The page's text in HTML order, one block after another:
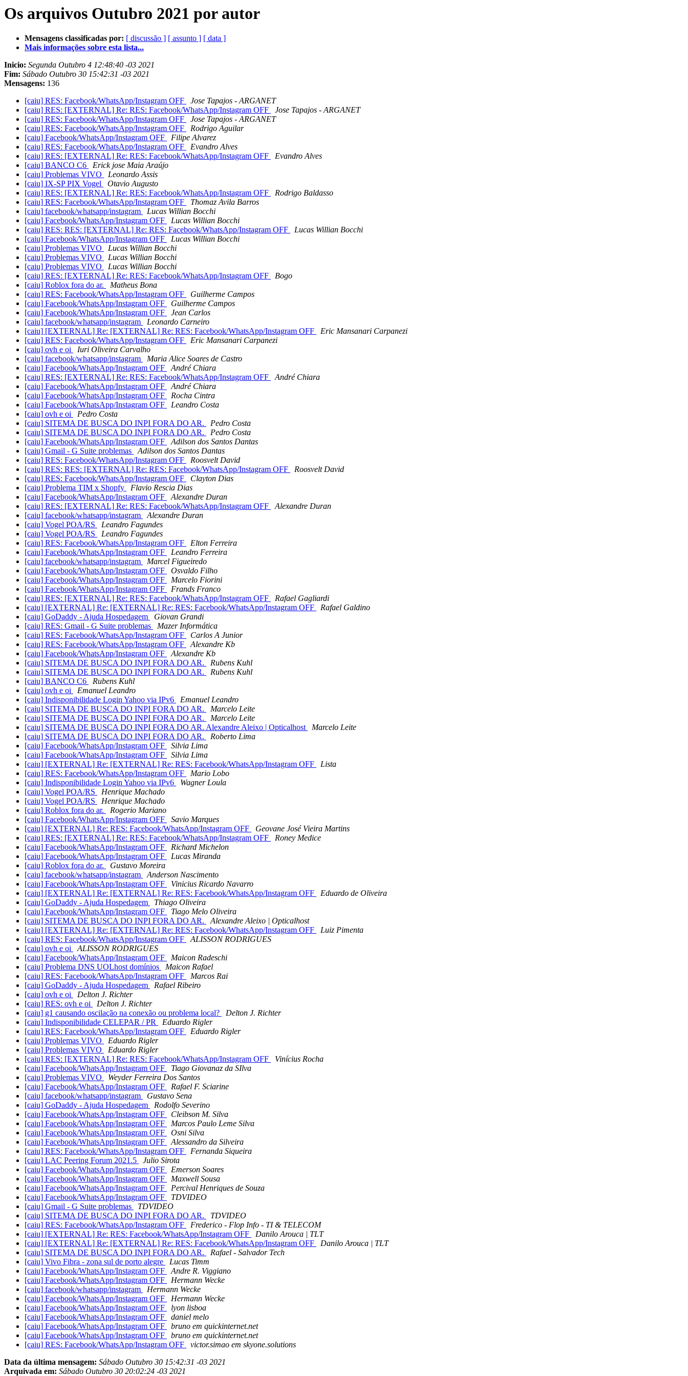
Os arquivos Outubro 2021 por autor
Mensagens classificadas por: [ discussão ] [ assunto ] [ data ]
Mais informações sobre esta lista...
Inicio: Segunda Outubro 4 12:48:40 -03 2021
Fim: Sábado Outubro 30 15:42:31 -03 2021
Mensagens: 136
[caiu] RES: Facebook/WhatsApp/Instagram OFF
Jose Tapajos - ARGANET
[caiu] RES: [EXTERNAL] Re: RES: Facebook/WhatsApp/Instagram OFF
Jose Tapajos - ARGANET
[caiu] RES: Facebook/WhatsApp/Instagram OFF
Jose Tapajos - ARGANET
[caiu] RES: Facebook/WhatsApp/Instagram OFF
Rodrigo Aguilar
[caiu] Facebook/WhatsApp/Instagram OFF
Filipe Alvarez
[caiu] RES: Facebook/WhatsApp/Instagram OFF
Evandro Alves
[caiu] RES: [EXTERNAL] Re: RES: Facebook/WhatsApp/Instagram OFF
Evandro Alves
[caiu] BANCO C6
Erick jose Maia Araújo
[caiu] Problemas VIVO
Leonardo Assis
[caiu] IX-SP PIX Vogel
Otavio Augusto
[caiu] RES: [EXTERNAL] Re: RES: Facebook/WhatsApp/Instagram OFF
Rodrigo Baldasso
[caiu] RES: Facebook/WhatsApp/Instagram OFF
Thomaz Avila Barros
[caiu] facebook/whatsapp/instagram
Lucas Willian Bocchi
[caiu] Facebook/WhatsApp/Instagram OFF
Lucas Willian Bocchi
[caiu] RES: RES: [EXTERNAL] Re: RES: Facebook/WhatsApp/Instagram OFF
Lucas Willian Bocchi
[caiu] Facebook/WhatsApp/Instagram OFF
Lucas Willian Bocchi
[caiu] Problemas VIVO
Lucas Willian Bocchi
[caiu] Problemas VIVO
Lucas Willian Bocchi
[caiu] Problemas VIVO
Lucas Willian Bocchi
[caiu] RES: [EXTERNAL] Re: RES: Facebook/WhatsApp/Instagram OFF
Bogo
[caiu] Roblox fora do ar.
Matheus Bona
[caiu] RES: Facebook/WhatsApp/Instagram OFF
Guilherme Campos
[caiu] Facebook/WhatsApp/Instagram OFF
Guilherme Campos
[caiu] Facebook/WhatsApp/Instagram OFF
Jean Carlos
[caiu] facebook/whatsapp/instagram
Leonardo Carneiro
[caiu] [EXTERNAL] Re: [EXTERNAL] Re: RES: Facebook/WhatsApp/Instagram OFF
Eric Mansanari Carpanezi
[caiu] RES: Facebook/WhatsApp/Instagram OFF
Eric Mansanari Carpanezi
[caiu] ovh e oi
Iuri Oliveira Carvalho
[caiu] facebook/whatsapp/instagram
Maria Alice Soares de Castro
[caiu] Facebook/WhatsApp/Instagram OFF
André Chiara
[caiu] RES: [EXTERNAL] Re: RES: Facebook/WhatsApp/Instagram OFF
André Chiara
[caiu] Facebook/WhatsApp/Instagram OFF
André Chiara
[caiu] Facebook/WhatsApp/Instagram OFF
Rocha Cintra
[caiu] Facebook/WhatsApp/Instagram OFF
Leandro Costa
[caiu] ovh e oi
Pedro Costa
[caiu] SITEMA DE BUSCA DO INPI FORA DO AR.
Pedro Costa
[caiu] SITEMA DE BUSCA DO INPI FORA DO AR.
Pedro Costa
[caiu] Facebook/WhatsApp/Instagram OFF
Adilson dos Santos Dantas
[caiu] Gmail - G Suite problemas
Adilson dos Santos Dantas
[caiu] RES: Facebook/WhatsApp/Instagram OFF
Roosvelt David
[caiu] RES: RES: [EXTERNAL] Re: RES: Facebook/WhatsApp/Instagram OFF
Roosvelt David
[caiu] RES: Facebook/WhatsApp/Instagram OFF
Clayton Dias
[caiu] Problema TIM x Shopfy
Flavio Rescia Dias
[caiu] Facebook/WhatsApp/Instagram OFF
Alexandre Duran
[caiu] RES: [EXTERNAL] Re: RES: Facebook/WhatsApp/Instagram OFF
Alexandre Duran
[caiu] facebook/whatsapp/instagram
Alexandre Duran
[caiu] Vogel POA/RS
Leandro Fagundes
[caiu] Vogel POA/RS
Leandro Fagundes
[caiu] RES: Facebook/WhatsApp/Instagram OFF
Elton Ferreira
[caiu] Facebook/WhatsApp/Instagram OFF
Leandro Ferreira
[caiu] facebook/whatsapp/instagram
Marcel Figueiredo
[caiu] Facebook/WhatsApp/Instagram OFF
Osvaldo Filho
[caiu] Facebook/WhatsApp/Instagram OFF
Marcelo Fiorini
[caiu] Facebook/WhatsApp/Instagram OFF
Frands Franco
[caiu] RES: [EXTERNAL] Re: RES: Facebook/WhatsApp/Instagram OFF
Rafael Gagliardi
[caiu] [EXTERNAL] Re: [EXTERNAL] Re: RES: Facebook/WhatsApp/Instagram OFF
Rafael Galdino
[caiu] GoDaddy - Ajuda Hospedagem
Giovan Grandi
[caiu] RES: Gmail - G Suite problemas
Mazer Informática
[caiu] RES: Facebook/WhatsApp/Instagram OFF
Carlos A Junior
[caiu] RES: Facebook/WhatsApp/Instagram OFF
Alexandre Kb
[caiu] Facebook/WhatsApp/Instagram OFF
Alexandre Kb
[caiu] SITEMA DE BUSCA DO INPI FORA DO AR.
Rubens Kuhl
[caiu] SITEMA DE BUSCA DO INPI FORA DO AR.
Rubens Kuhl
[caiu] BANCO C6
Rubens Kuhl
[caiu] ovh e oi
Emanuel Leandro
[caiu] Indisponibilidade Login Yahoo via IPv6
Emanuel Leandro
[caiu] SITEMA DE BUSCA DO INPI FORA DO AR.
Marcelo Leite
[caiu] SITEMA DE BUSCA DO INPI FORA DO AR.
Marcelo Leite
[caiu] SITEMA DE BUSCA DO INPI FORA DO AR. Alexandre Aleixo | Opticalhost
Marcelo Leite
[caiu] SITEMA DE BUSCA DO INPI FORA DO AR.
Roberto Lima
[caiu] Facebook/WhatsApp/Instagram OFF
Silvia Lima
[caiu] Facebook/WhatsApp/Instagram OFF
Silvia Lima
[caiu] [EXTERNAL] Re: [EXTERNAL] Re: RES: Facebook/WhatsApp/Instagram OFF
Lista
[caiu] RES: Facebook/WhatsApp/Instagram OFF
Mario Lobo
[caiu] Indisponibilidade Login Yahoo via IPv6
Wagner Loula
[caiu] Vogel POA/RS
Henrique Machado
[caiu] Vogel POA/RS
Henrique Machado
[caiu] Roblox fora do ar.
Rogerio Mariano
[caiu] Facebook/WhatsApp/Instagram OFF
Savio Marques
[caiu] [EXTERNAL] Re: RES: Facebook/WhatsApp/Instagram OFF
Geovane José Vieira Martins
[caiu] RES: [EXTERNAL] Re: RES: Facebook/WhatsApp/Instagram OFF
Roney Medice
[caiu] Facebook/WhatsApp/Instagram OFF
Richard Michelon
[caiu] Facebook/WhatsApp/Instagram OFF
Lucas Miranda
[caiu] Roblox fora do ar.
Gustavo Moreira
[caiu] facebook/whatsapp/instagram
Anderson Nascimento
[caiu] Facebook/WhatsApp/Instagram OFF
Vinicius Ricardo Navarro
[caiu] [EXTERNAL] Re: [EXTERNAL] Re: RES: Facebook/WhatsApp/Instagram OFF
Eduardo de Oliveira
[caiu] GoDaddy - Ajuda Hospedagem
Thiago Oliveira
[caiu] Facebook/WhatsApp/Instagram OFF
Tiago Melo Oliveira
[caiu] SITEMA DE BUSCA DO INPI FORA DO AR.
Alexandre Aleixo | Opticalhost
[caiu] [EXTERNAL] Re: [EXTERNAL] Re: RES: Facebook/WhatsApp/Instagram OFF
Luiz Pimenta
[caiu] RES: Facebook/WhatsApp/Instagram OFF
ALISSON RODRIGUES
[caiu] ovh e oi
ALISSON RODRIGUES
[caiu] Facebook/WhatsApp/Instagram OFF
Maicon Radeschi
[caiu] Problema DNS UOLhost domínios
Maicon Rafael
[caiu] RES: Facebook/WhatsApp/Instagram OFF
Marcos Rai
[caiu] GoDaddy - Ajuda Hospedagem
Rafael Ribeiro
[caiu] ovh e oi
Delton J. Richter
[caiu] RES: ovh e oi
Delton J. Richter
[caiu] g1 causando oscilação na conexão ou problema local?
Delton J. Richter
[caiu] Indisponibilidade CELEPAR / PR
Eduardo Rigler
[caiu] RES: Facebook/WhatsApp/Instagram OFF
Eduardo Rigler
[caiu] Problemas VIVO
Eduardo Rigler
[caiu] Problemas VIVO
Eduardo Rigler
[caiu] RES: [EXTERNAL] Re: RES: Facebook/WhatsApp/Instagram OFF
Vinícius Rocha
[caiu] Facebook/WhatsApp/Instagram OFF
Tiago Giovanaz da SIlva
[caiu] Problemas VIVO
Weyder Ferreira Dos Santos
[caiu] Facebook/WhatsApp/Instagram OFF
Rafael F. Sciarine
[caiu] facebook/whatsapp/instagram
Gustavo Sena
[caiu] GoDaddy - Ajuda Hospedagem
Rodolfo Severino
[caiu] Facebook/WhatsApp/Instagram OFF
Cleibson M. Silva
[caiu] Facebook/WhatsApp/Instagram OFF
Marcos Paulo Leme Silva
[caiu] Facebook/WhatsApp/Instagram OFF
Osni Silva
[caiu] Facebook/WhatsApp/Instagram OFF
Alessandro da Silveira
[caiu] RES: Facebook/WhatsApp/Instagram OFF
Fernanda Siqueira
[caiu] LAC Peering Forum 2021.5
Julio Sirota
[caiu] Facebook/WhatsApp/Instagram OFF
Emerson Soares
[caiu] Facebook/WhatsApp/Instagram OFF
Maxwell Sousa
[caiu] Facebook/WhatsApp/Instagram OFF
Percival Henriques de Souza
[caiu] Facebook/WhatsApp/Instagram OFF
TDVIDEO
[caiu] Gmail - G Suite problemas
TDVIDEO
[caiu] SITEMA DE BUSCA DO INPI FORA DO AR.
TDVIDEO
[caiu] RES: Facebook/WhatsApp/Instagram OFF
Frederico - Flop Info - TI & TELECOM
[caiu] [EXTERNAL] Re: RES: Facebook/WhatsApp/Instagram OFF
Danilo Arouca | TLT
[caiu] [EXTERNAL] Re: [EXTERNAL] Re: RES: Facebook/WhatsApp/Instagram OFF
Danilo Arouca | TLT
[caiu] SITEMA DE BUSCA DO INPI FORA DO AR.
Rafael - Salvador Tech
[caiu] Vivo Fibra - zona sul de porto alegre
Lucas Timm
[caiu] Facebook/WhatsApp/Instagram OFF
Andre R. Viggiano
[caiu] Facebook/WhatsApp/Instagram OFF
Hermann Wecke
[caiu] facebook/whatsapp/instagram
Hermann Wecke
[caiu] Facebook/WhatsApp/Instagram OFF
Hermann Wecke
[caiu] Facebook/WhatsApp/Instagram OFF
lyon lisboa
[caiu] Facebook/WhatsApp/Instagram OFF
daniel melo
[caiu] Facebook/WhatsApp/Instagram OFF
bruno em quickinternet.net
[caiu] Facebook/WhatsApp/Instagram OFF
bruno em quickinternet.net
[caiu] RES: Facebook/WhatsApp/Instagram OFF
victor.simao em skyone.solutions
Data da última mensagem: Sábado Outubro 30 15:42:31 -03 2021
Arquivada em: Sábado Outubro 30 20:02:24 -03 2021